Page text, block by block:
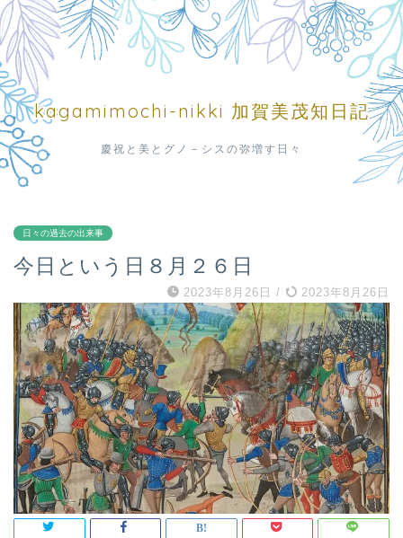
kagamimochi-nikki 加賀美茂知日記
慶祝と美とグノ－シスの弥増す日々
日々の過去の出来事
今日という日８月２６日
2023年8月26日 / 2023年8月26日